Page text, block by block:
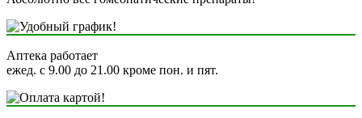
Аптека работает
ежед. с 9.00 до 21.00 кроме пон. и пят.